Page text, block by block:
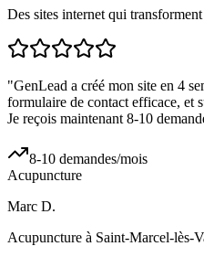
Des sites internet qui
"GenLead a créé mon site en 4
formulaire de contact efficace, et
Je reçois maintenant 8-10
8-10 demandes/mois
Acupuncture
Marc D.
Acupuncture à Saint-Marcel-lès-